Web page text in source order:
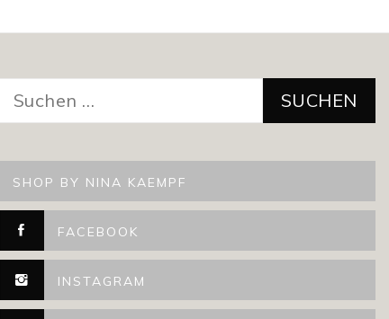
nach:
SHOP BY NINA KAEMPF
FACEBOOK
INSTAGRAM